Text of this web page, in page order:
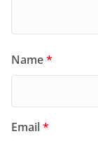
Name*
Email*